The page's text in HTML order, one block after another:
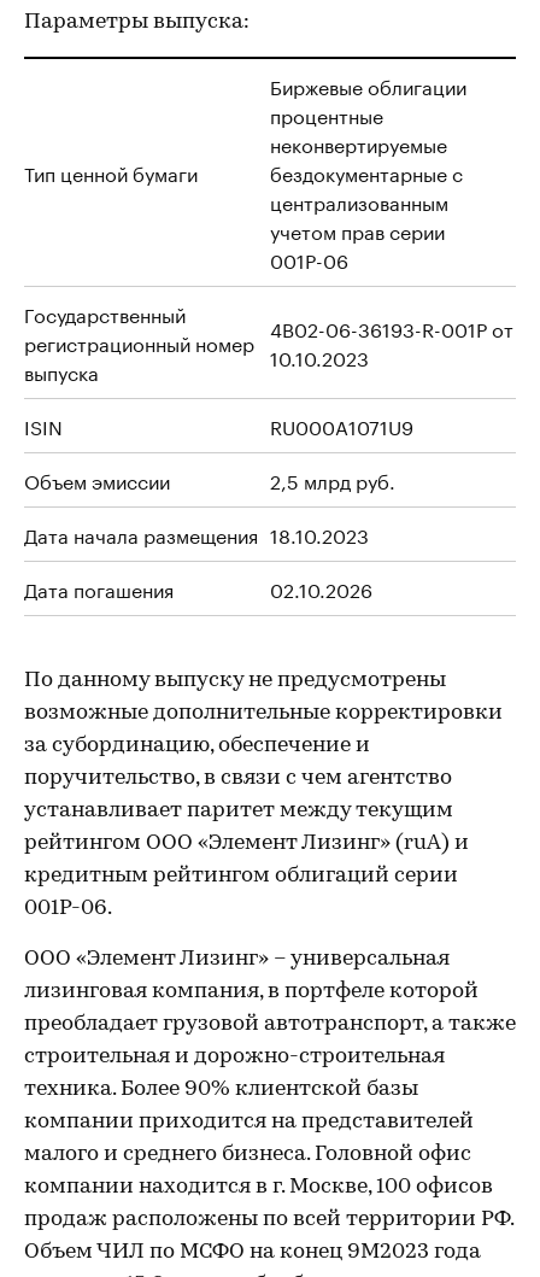
Параметры выпуска:
Тип ценной бумаги
Биржевые облигации
процентные
неконвертируемые
бездокументарные с
централизованным
учетом прав серии
001Р-06
Государственный
регистрационный номер
выпуска
4B02-06-36193-R-001P от
10.10.2023
ISIN
RU000A1071U9
Объем эмиссии
2,5 млрд руб.
Дата начала размещения 18.10.2023
Дата погашения
02.10.2026
По данному выпуску не предусмотрены
возможные дополнительные корректировки
за субординацию, обеспечение и
поручительство, в связи с чем агентство
устанавливает паритет между текущим
рейтингом ООО «Элемент Лизинг» (ruA) и
кредитным рейтингом облигаций серии
001Р-06.
ООО «Элемент Лизинг» – универсальная
лизинговая компания, в портфеле которой
преобладает грузовой автотранспорт, а также
строительная и дорожно-строительная
техника. Более 90% клиентской базы
компании приходится на представителей
малого и среднего бизнеса. Головной офис
компании находится в г. Москве, 100 офисов
продаж расположены по всей территории РФ.
Объем ЧИЛ по МСФО на конец 9М2023 года